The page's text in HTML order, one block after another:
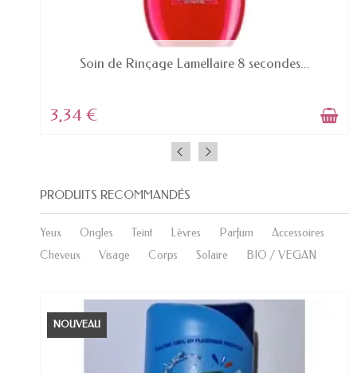
EN STOCK
Soin de Rinçage Lamellaire 8 secondes...
3,34 €
PRODUITS RECOMMANDÉS
Yeux Ongles Teint Lèvres Parfum
Accessoires
Cheveux
Visage Corps Solaire BIO / VEGAN
NOUVEAU